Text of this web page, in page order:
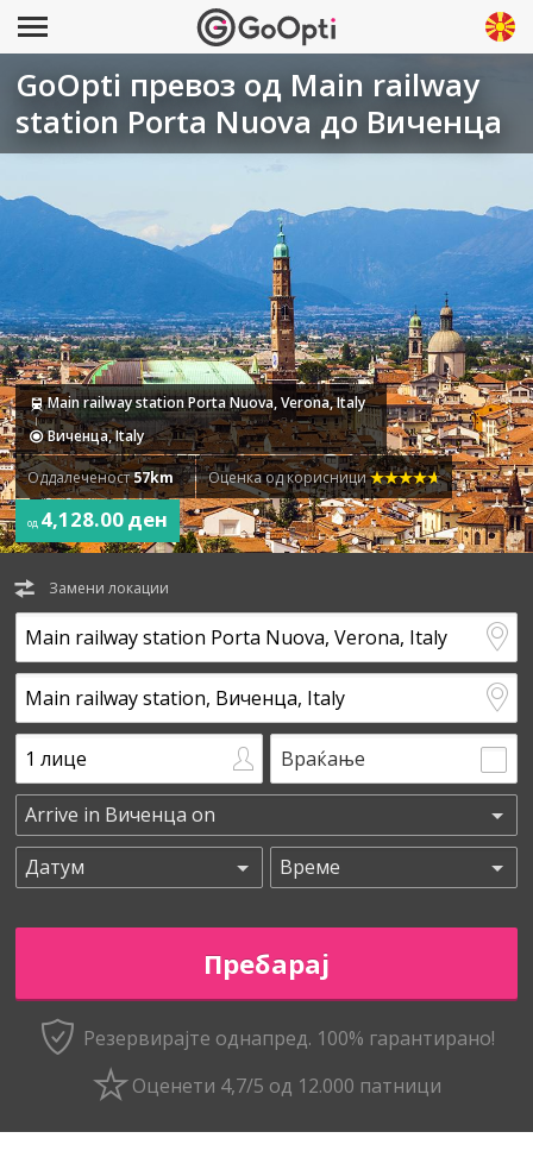
GoOpti превоз од Main railway
station Porta Nuova до Виченца
Main railway station Porta Nuova, Verona, Italy
Виченца, Italy
Оддалеченост57km Оценка од корисници
од 4,128.00 ден
Замени локации
Враќање
Резервирајте однапред. 100% гарантирано!
Оценети 4,7/5 од 12.000 патници